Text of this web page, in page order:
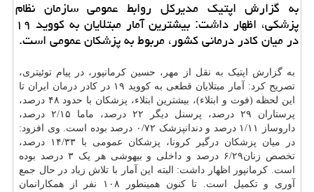
به گزارش اپتیك مدیركل روابط عمومی سازمان نظام
پزشكی، اظهار داشت: بیشترین آمار مبتلایان به كووید ۱۹
در میان كادر درمانی كشور، مربوط به پزشكان عمومی است.
به گزارش اپتیک به نقل از مهر، حسین کرمانپور، در پیام توئیتری،
تصریح کرد: ‏آمار مبتلایان قطعی به ‎کووید ۱۹ در کادر
درمان ایران تا
این لحظه (فوت و ابتلاء)، بیشترین ابتلاء، پزشکان با حدود ۴۸ درصد،
پرستاران ۲۹ درصد، پرسنل دیگر ۲۲ درصد، ماما ۲/۱۵ درصد،
داروساز ۱/۱۱ درصد و دندانپزشک ۰/۷۲ درصد بوده است. وی افزود:
در میان پزشکان درگیر کرونا، پزشکان عمومی با ۱۴/۳۳ درصد،
تخصص زنان۶/۲۹ درصد و داخلی و بیهوشی هر یک ۳ درصد بوده
است. کرمانپور اظهار داشت: البته این آمار با تلاش زیاد در حال جمع
آوری و تکمیل است. تا کنون همینطور ۱۰۸ نفر از همکارانمان